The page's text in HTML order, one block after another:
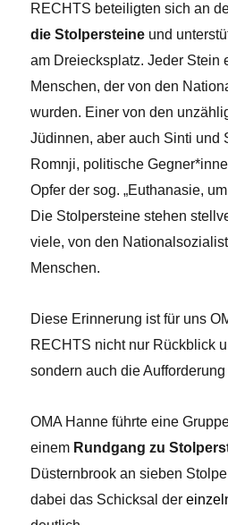
RECHTS beteiligten sich an
die Stolpersteine und
am Dreiecksplatz. Jeder Stein
Menschen, der von den
wurden. Einer von den
Jüdinnen, aber auch Sinti und
Romnji, politische
Opfer der sog. „Euthanasie,
Die Stolpersteine stehen
viele, von den
Menschen.
Diese Erinnerung ist für uns
RECHTS nicht nur Rückblick
sondern auch die
OMA Hanne führte eine
einem Rundgang zu
Düsternbrook an sieben
dabei das Schicksal der